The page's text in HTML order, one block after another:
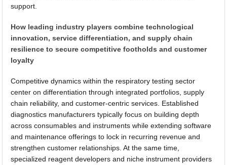
support.
How leading industry players combine technological
innovation, service differentiation, and supply chain
resilience to secure competitive footholds and customer
loyalty
Competitive dynamics within the respiratory testing sector
center on differentiation through integrated portfolios, supply
chain reliability, and customer-centric services. Established
diagnostics manufacturers typically focus on building depth
across consumables and instruments while extending software
and maintenance offerings to lock in recurring revenue and
strengthen customer relationships. At the same time,
specialized reagent developers and niche instrument providers